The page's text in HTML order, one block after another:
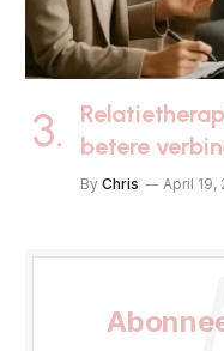
betere
By Chris April 19,